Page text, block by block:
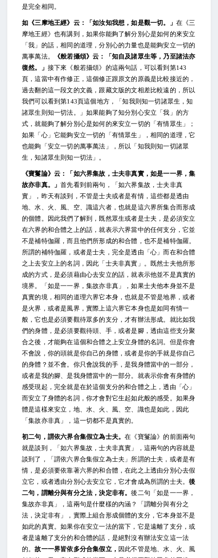
是完全相同。
如《三摩地王經》云：「如汝知我想，如是觀一切。」 在《三
摩地王經》也有講到，如果你能夠了解分別心是如何的來安立
「我」的話，相同的道理，分別心的力量也是能夠安立一切的
萬事萬法。
《般若攝頌》云：「知自及諸眾生等，乃至諸法亦
復然。」 接下來《般若攝頌》的這兩句話，可以看到第143
頁，這當中有作修正，這個修正跟原文的原義是比較接近的，
過去翻的這一段文的文義，跟藏文版的文相差比較遠的，所以
我們可以看到第143頁這個地方，「知我則知一切諸眾生，知
諸眾生則知一切法。」如果能夠了知分別心安立「我」的方
式，就能夠了解分別心是如何的來安立一切的「有情眾生」；
如果「心」它能夠安立一切的「有情眾生」，相同的道理，它
也能夠「安立一切的萬事萬法」，所以「知我則知一切諸眾
生，知諸眾生則知一切法」。
《寶鬘論》云：「如六界集故，士夫非真實，如是一一界，集
故亦非真。」首先看到前兩句，「如六界集故，士夫非真
實」，昨天有談到，不管是士夫或者是有情，這些都是透由
地、水、火、風、空、識這六者，也就是這六界所集合而形成
的個體。因此我們了解到，既然眾生或者是士夫，是必須安立
在六界的和合體之上的話，就表示六界當中的任何支分，它並
不是補特伽羅，而且他們所形成的和合體，也不是補特伽羅。
所謂的補特伽羅，或者是士夫，完全是透由「心」而在和合體
之上去安立上的名詞，因此「士夫非真實」。既然士夫他所形
成的方式，是必須藉由心去安立的話，就表示他並不是真實的
境界。「如是一一界，集故亦非真」，如果士夫他本身並不是
真實的境，相同的道理六界它本身，也就是不管是地界，或者
是火界，或者是風界，實際上這六界它本身也是如同有情一
般，它也是必須要觀待眾多的支分，才有辦法形成。就比如我
們的身體，是必須要觀待頭、手，或者是腳，透由這些支分聚
合之後，才能夠在這個和合體之上安立身體的名詞。但是你會
不會說，你的頭就是你自己的身體，或者是你的手就是你自己
的身體？並不會。你只會說我的手，是我身體當中的一部分，
或者是我的腳、是我身體當中的一部分。就表示你會有身體的
感受現起，完全就是在於這個支分的和合體之上，透由「心」
而安立了身體的名詞，你才會對它生起如此般的感受。如果身
體是這樣來安立，地、水、火、風、空、識也是如此，因此
「集故亦非真」，這一切都不是真實的。
初二句，謂依六界合集假立為士夫。在《寶鬘論》的前面兩句
就是談到，「如六界集故，士夫非真實」，這兩句的內容就是
談到了，「謂依六界合集假立為士夫」所謂的士夫，或者是有
情，是必須要依靠著六界的和合體，在此之上透由分別心去假
立它，或者透由分別心去安立它，它才會成為所謂的士夫。後
二句，謂離分與有分之法，決定非有。後二句「如是一一界，
集故亦非真」，這兩句是什麼樣的內涵？「謂離分與有分之
法，決定非有」，實際上組合形成個體的支分，它本身並不是
如此的真實。如果你在安立一法的當下，它是遠離了支分，或
者是遠離了支分的和合體的話，是絕對沒有辦法安立這一法
的。故一一界皆依多分合集假立， 因此不管是地、水、火、風